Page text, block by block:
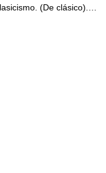
(De clásico).…